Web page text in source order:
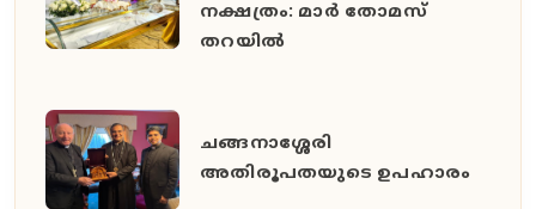
നക്ഷത്രം: മാർ തോമസ്
തറയിൽ
ചങ്ങനാശ്ശേരി
അതിരൂപതയുടെ ഉപഹാരം